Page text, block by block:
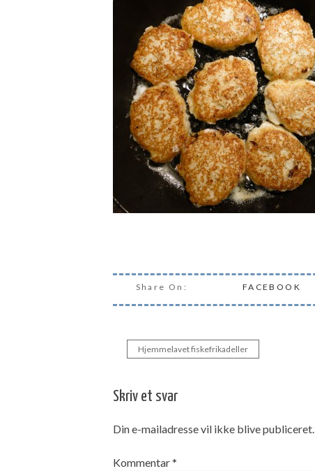
Share On: FACEBOOK
Indlægsnavigation
Hjemmelavet fiskefrikadeller
Skriv et svar
Din e-mailadresse vil ikke blive publiceret.
Kommentar*